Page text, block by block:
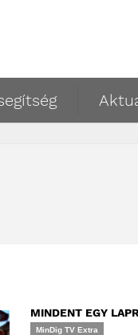
MINDENT EGY
MinDig TV Extra